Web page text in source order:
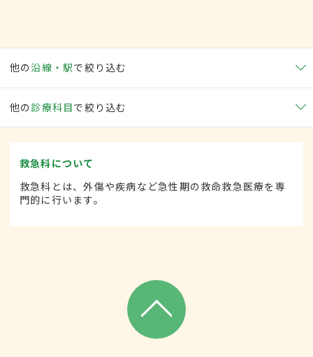
他の沿線・駅で絞り込む
他の 診療科目で絞り込む
救急科について
救急科とは、外傷や疾病など急性期の救命救急医療を専
門的に行います。